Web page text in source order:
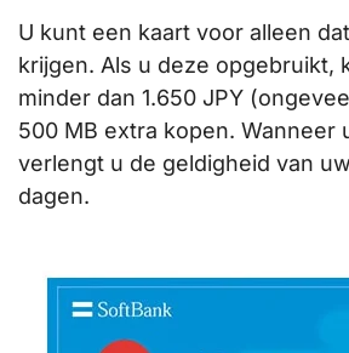
U kunt een kaart voor alleen
krijgen. Als u deze opgebruikt,
minder dan 1.650 JPY
500 MB extra kopen. Wanneer
verlengt u de geldigheid van
dagen.